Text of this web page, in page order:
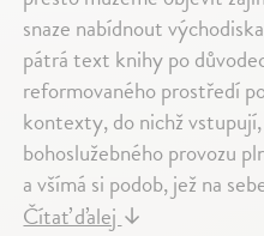
snaze nabídnout
pátrá text knihy po
reformovaného prostředí
kontexty, do nichž
bohoslužebného provozu
a všímá si podob, jež na
Čítať ďalej↓